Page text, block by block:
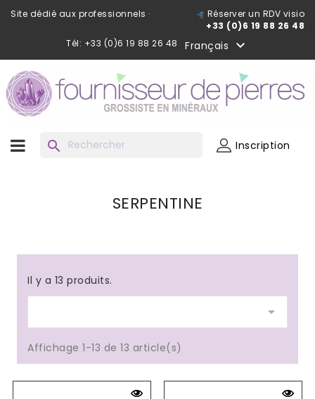
Site dédié aux professionnels ·
Réserver un RDV visio
+33 (0)6 19 88 26 48
Tél: +33 (0)6 19 88 26 48
Français 
search Inscription
SERPENTINE
Il y a 13 produits.

Affichage 1-13 de 13 article(s)